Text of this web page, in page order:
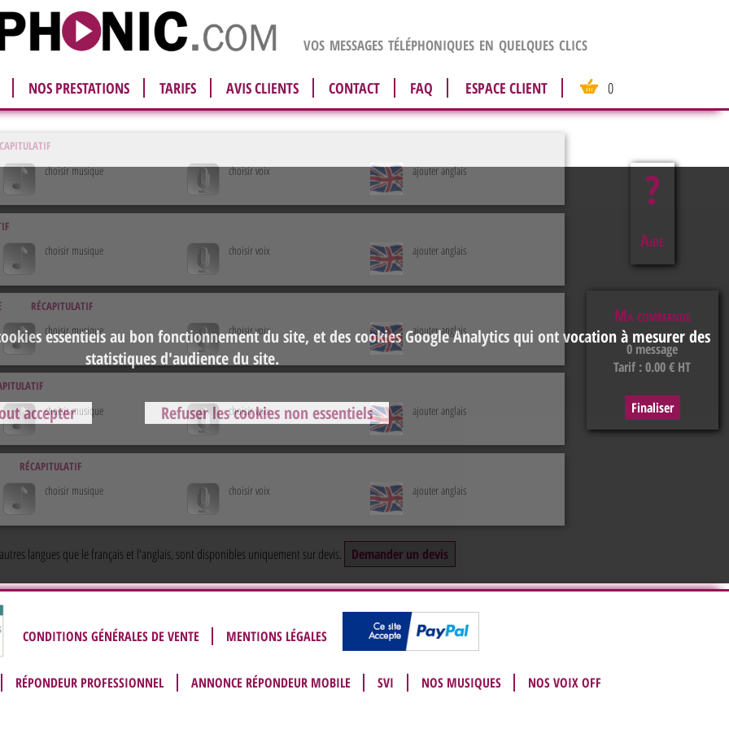
essentiels au bon fonctionnement du site, et des cookies Google Analytics qui ont vocation à mesurer des
statistiques d'audience du site.
accepter Refuser les cookies non essentiels
vos messages téléphoniques en quelques clics
NOS PRESTATIONS TARIFS AVIS CLIENTS CONTACT FAQ ESPACE CLIENT 0
?
Aide
Ma commande
0 message
Tarif :0.00€ HT
choisir musique choisir voix ajouter anglais
choisir musique choisir voix ajouter anglais
récapitulatif
choisir musique choisir voix ajouter anglais
choisir musique choisir voix ajouter anglais
récapitulatif
choisir musique choisir voix ajouter anglais
langues que le français et l'anglais, sont disponibles uniquement sur devis. Demander un devis
CONDITIONS GÉNÉRALES DE VENTE MENTIONS LÉGALES
RÉPONDEUR PROFESSIONNEL ANNONCE RÉPONDEUR MOBILE SVI NOS MUSIQUES NOS VOIX OFF